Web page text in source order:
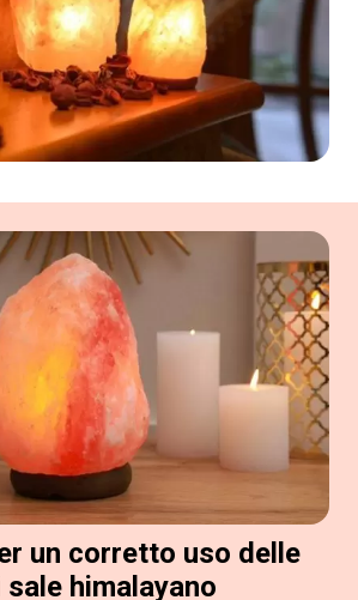
un corretto uso delle
sale himalayano